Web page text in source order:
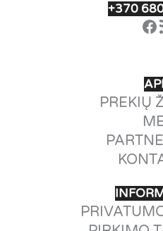
+370
PREKIŲ